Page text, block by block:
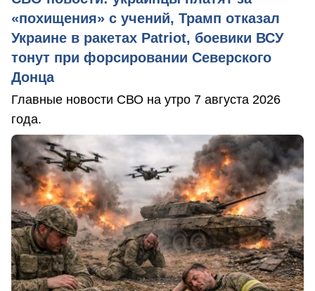
«похищения» с учений, Трамп отказал
Украине в ракетах Patriot, боевики ВСУ
тонут при форсировании Северского
Донца
Главные новости СВО на утро 7 августа 2026
года.